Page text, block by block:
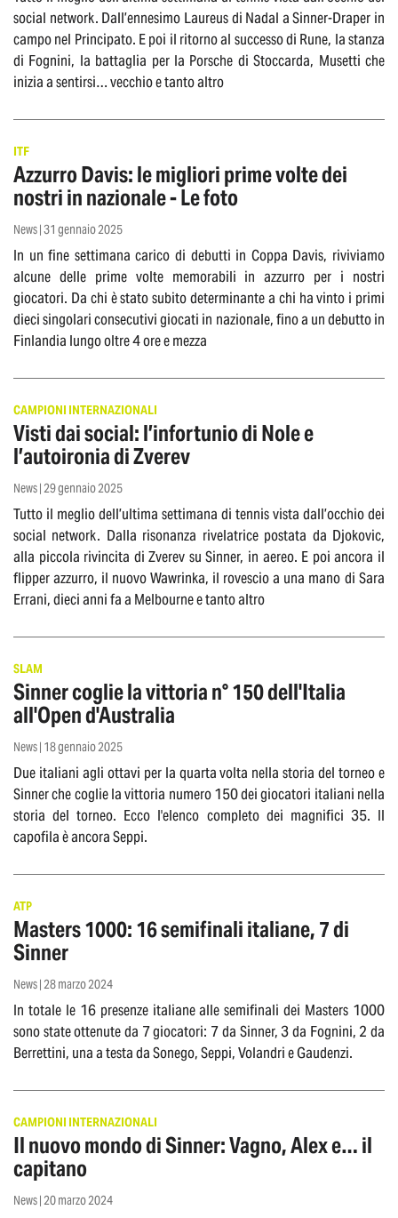
social network. Dall’ennesimo Laureus di Nadal a Sinner-Draper in
campo nel Principato. E poi il ritorno al successo di Rune, la stanza
di Fognini, la battaglia per la Porsche di Stoccarda, Musetti che
inizia a sentirsi… vecchio e tanto altro
ITF
Azzurro Davis: le migliori prime volte dei
nostri in nazionale - Le foto
News | 31 gennaio 2025
In un fine settimana carico di debutti in Coppa Davis, riviviamo
alcune delle prime volte memorabili in azzurro per i nostri
giocatori. Da chi è stato subito determinante a chi ha vinto i primi
dieci singolari consecutivi giocati in nazionale, fino a un debutto in
Finlandia lungo oltre 4 ore e mezza
CAMPIONI INTERNAZIONALI
Visti dai social: l’infortunio di Nole e
l’autoironia di Zverev
News | 29 gennaio 2025
Tutto il meglio dell’ultima settimana di tennis vista dall’occhio dei
social network. Dalla risonanza rivelatrice postata da Djokovic,
alla piccola rivincita di Zverev su Sinner, in aereo. E poi ancora il
flipper azzurro, il nuovo Wawrinka, il rovescio a una mano di Sara
Errani, dieci anni fa a Melbourne e tanto altro
SLAM
Sinner coglie la vittoria n° 150 dell'Italia
all'Open d'Australia
News | 18 gennaio 2025
Due italiani agli ottavi per la quarta volta nella storia del torneo e
Sinner che coglie la vittoria numero 150 dei giocatori italiani nella
storia del torneo. Ecco l'elenco completo dei magnifici 35. Il
capofila è ancora Seppi.
ATP
Masters 1000: 16 semifinali italiane, 7 di
Sinner
News | 28 marzo 2024
In totale le 16 presenze italiane alle semifinali dei Masters 1000
sono state ottenute da 7 giocatori: 7 da Sinner, 3 da Fognini, 2 da
Berrettini, una a testa da Sonego, Seppi, Volandri e Gaudenzi.
CAMPIONI INTERNAZIONALI
Il nuovo mondo di Sinner: Vagno, Alex e… il
capitano
News | 20 marzo 2024